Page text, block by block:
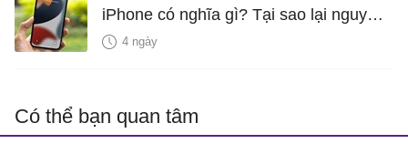
iPhone có nghĩa gì? Tại sao lại nguy
hiểm?
4 ngày
Có thể bạn quan tâm